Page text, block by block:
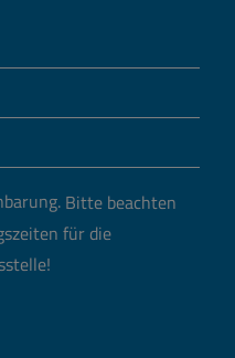
Bitte beachten
für die